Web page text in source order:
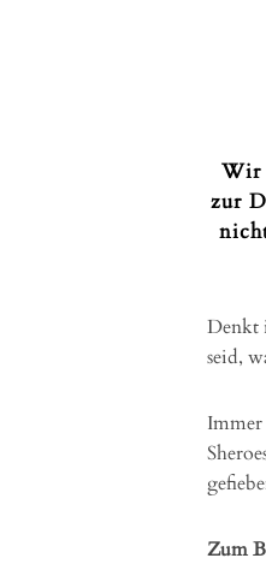
Wir
zur
Denkt
seid,
Immer
Zum